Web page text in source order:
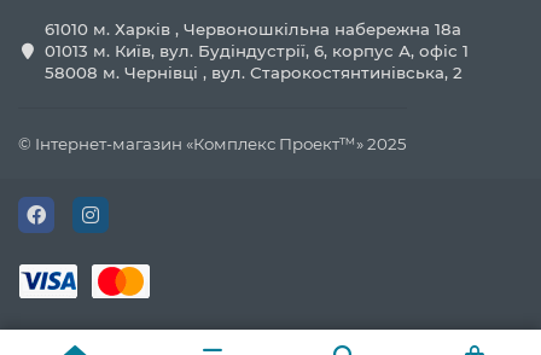
61010 м. Харків , Червоношкільна набережна 18а
01013 м. Київ, вул. Будіндустрії, 6, корпус А, офіс 1
58008 м. Чернівці , вул. Старокостянтинівська, 2
© Інтернет-магазин «Комплекс Проект™» 2025